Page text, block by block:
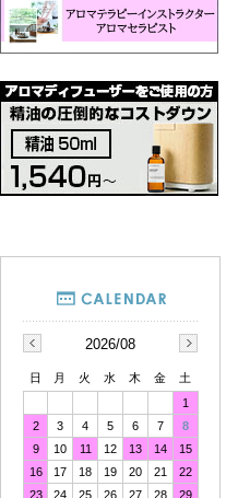
2026/08
日 月 火 水 木 金
土
1
2
3 4 5 6 7
8
9
10 11 12 13 14
15
16
17 18 19 20 21
22
23
24 25 26 27 28
29